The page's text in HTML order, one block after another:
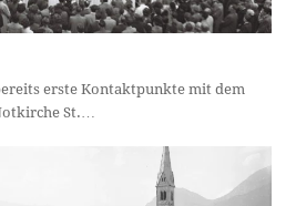
erste Kontaktpunkte mit dem
St.…